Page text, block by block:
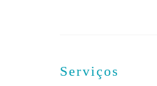
Serviços